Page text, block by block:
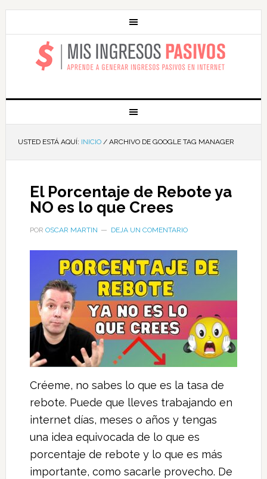
MIS INGRESOS
PASIVOS
USTED ESTÁ AQUÍ: INICIO /ARCHIVO DE GOOGLE TAG MANAGER
El Porcentaje de Rebote ya
NO es lo que Crees
POR OSCAR MARTIN DEJA UN COMENTARIO
Créeme, no sabes lo que es la tasa de
rebote. Puede que lleves trabajando en
internet días, meses o años y tengas
una idea equivocada de lo que es
porcentaje de rebote y lo que es más
importante, como sacarle provecho. De